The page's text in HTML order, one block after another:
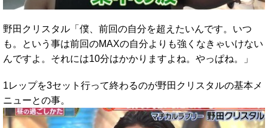
野田クリスタル「僕、前回の自分を超えたいんです。いつ
も。という事は前回のMAXの自分よりも強くなきゃいけない
んですよ。それには10分はかかりますよね。やっぱね。」
1レップを3セット行って終わるのが野田クリスタルの基本メ
ニューとの事。